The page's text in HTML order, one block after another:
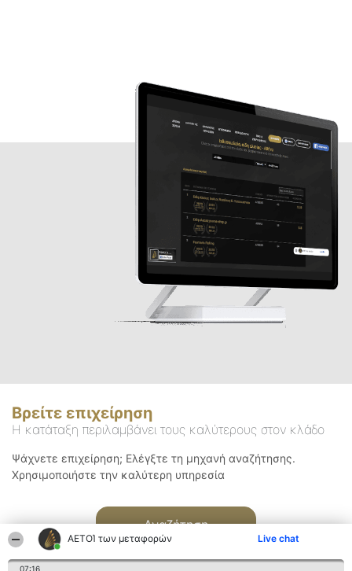
ΑΕΤΟΊ των μεταφορών Live chat
07:16
Βρείτε επιχείρηση
Η κατάταξη περιλαμβάνει τους καλύτερους στον κλάδο
Ψάχνετε επιχείρηση; Ελέγξτε τη μηχανή αναζήτησης.
Χρησιμοποιήστε την καλύτερη υπηρεσία
Αναζήτηση